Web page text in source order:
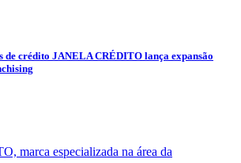
de crédito JANELA CRÉDITO lança expansão
marca especializada na área da